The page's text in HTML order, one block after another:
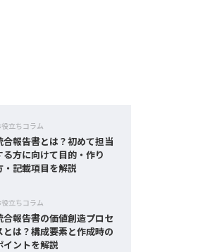
役立ちコラム
合報告書とは？初めて担当
る方に向けて目的・作り
・記載項目を解説
役立ちコラム
合報告書の価値創造プロセ
とは？構成要素と作成時の
イントを解説